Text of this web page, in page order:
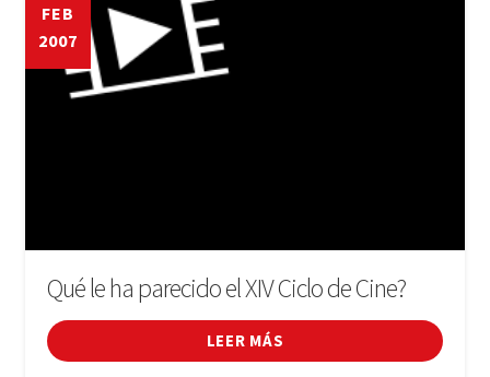
FEB
2007
Qué le ha parecido el XIV Ciclo de Cine?
LEER MÁS